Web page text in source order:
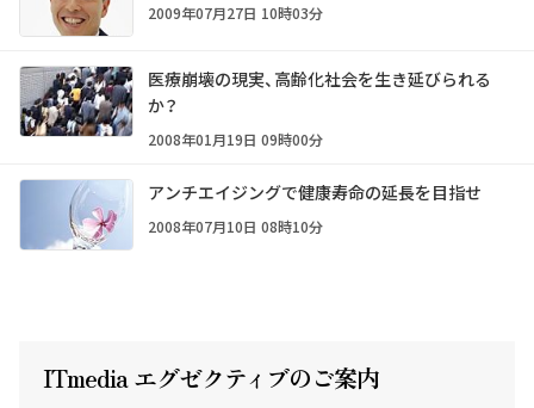
2009年07月27日 10時03分
医療崩壊の現実、高齢化社会を生き延びられる
か？
2008年01月19日 09時00分
アンチエイジングで健康寿命の延長を目指せ
2008年07月10日 08時10分
ITmedia エグゼクティ ブのご案内